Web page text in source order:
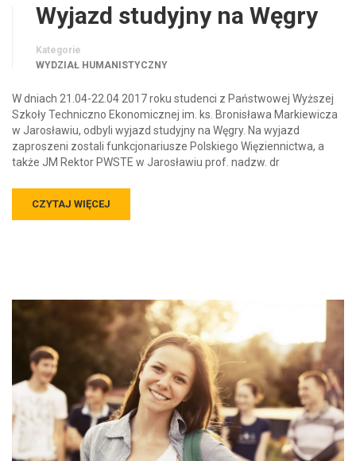
Wyjazd studyjny na Węgry
Kategorie
WYDZIAŁ HUMANISTYCZNY
W dniach 21.04-22.04 2017 roku studenci z Państwowej Wyższej
Szkoły Techniczno Ekonomicznej im. ks. Bronisława Markiewicza
w Jarosławiu, odbyli wyjazd studyjny na Węgry. Na wyjazd
zaproszeni zostali funkcjonariusze Polskiego Więziennictwa, a
także JM Rektor PWSTE w Jarosławiu prof. nadzw. dr
CZYTAJ WIĘCEJ